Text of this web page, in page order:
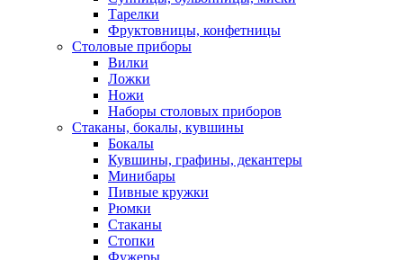
Тарелки
Фруктовницы, конфетницы
Столовые приборы
Вилки
Ложки
Ножи
Наборы столовых приборов
Стаканы, бокалы, кувшины
Бокалы
Кувшины, графины, декантеры
Минибары
Пивные кружки
Рюмки
Стаканы
Стопки
Фужеры